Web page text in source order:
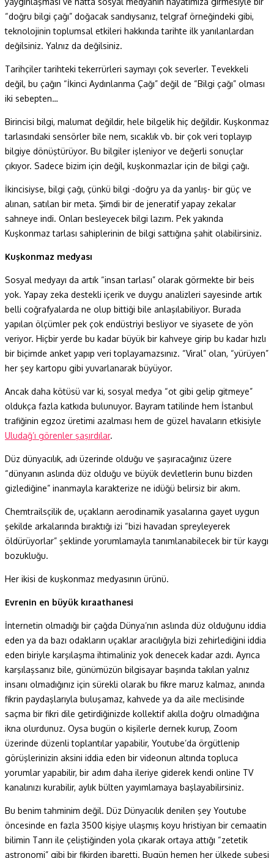
“doğru bilgi çağı” doğacak sandıysanız, telgraf örneğindeki gibi,
teknolojinin toplumsal etkileri hakkında tarihte ilk yanılanlardan
değilsiniz. Yalnız da değilsiniz.
Tarihçiler tarihteki tekerrürleri saymayı çok severler. Tevekkeli
değil, bu çağın “İkinci Aydınlanma Çağı” değil de “Bilgi çağı” olması
iki sebepten…
Birincisi bilgi, malumat değildir, hele bilgelik hiç değildir. Kuşkonmaz
tarlasındaki sensörler bile nem, sıcaklık vb. bir çok veri toplayıp
bilgiye dönüştürüyor. Bu bilgiler işleniyor ve değerli sonuçlar
çıkıyor. Sadece bizim için değil, kuşkonmazlar için de bilgi çağı.
İkincisiyse, bilgi çağı, çünkü bilgi -doğru ya da yanlış- bir güç ve
alınan, satılan bir meta. Şimdi bir de jeneratif yapay zekalar
sahneye indi. Onları besleyecek bilgi lazım. Pek yakında
Kuşkonmaz tarlası sahiplerinin de bilgi sattığına şahit olabilirsiniz.
Kuşkonmaz medyası
Sosyal medyayı da artık “insan tarlası” olarak görmekte bir beis
yok. Yapay zeka destekli içerik ve duygu analizleri sayesinde artık
belli coğrafyalarda ne olup bittiği bile anlaşılabiliyor. Burada
yapılan ölçümler pek çok endüstriyi besliyor ve siyasete de yön
veriyor. Hiçbir yerde bu kadar büyük bir kahveye girip bu kadar hızlı
bir biçimde anket yapıp veri toplayamazsınız. “Viral” olan, “yürüyen”
her şey kartopu gibi yuvarlanarak büyüyor.
Ancak daha kötüsü var ki, sosyal medya “ot gibi gelip gitmeye”
oldukça fazla katkıda bulunuyor. Bayram tatilinde hem İstanbul
trafiğinin egzoz üretimi azalması hem de güzel havaların etkisiyle
Uludağ’ı görenler şaşırdılar.
Düz dünyacılık, adı üzerinde olduğu ve şaşıracağınız üzere
“dünyanın aslında düz olduğu ve büyük devletlerin bunu bizden
gizlediğine” inanmayla karakterize ne idüğü belirsiz bir akım.
Chemtrailsçilik de, uçakların aerodinamik yasalarına gayet uygun
şekilde arkalarında bıraktığı izi “bizi havadan spreyleyerek
öldürüyorlar” şeklinde yorumlamayla tanımlanabilecek bir tür kaygı
bozukluğu.
Her ikisi de kuşkonmaz medyasının ürünü.
Evrenin en büyük kıraathanesi
İnternetin olmadığı bir çağda Dünya’nın aslında düz olduğunu iddia
eden ya da bazı odakların uçaklar aracılığıyla bizi zehirlediğini iddia
eden biriyle karşılaşma ihtimaliniz yok denecek kadar azdı. Ayrıca
karşılaşsanız bile, günümüzün bilgisayar başında takılan yalnız
insanı olmadığınız için sürekli olarak bu fikre maruz kalmaz, anında
fikrin paydaşlarıyla buluşamaz, kahvede ya da aile meclisinde
saçma bir fikri dile getirdiğinizde kollektif akılla doğru olmadığına
ikna olurdunuz. Oysa bugün o kişilerle dernek kurup, Zoom
üzerinde düzenli toplantılar yapabilir, Youtube’da örgütlenip
görüşlerinizin aksini iddia eden bir videonun altında topluca
yorumlar yapabilir, bir adım daha ileriye giderek kendi online TV
kanalınızı kurabilir, aylık bülten yayımlamaya başlayabilirsiniz.
Bu benim tahminim değil. Düz Dünyacılık denilen şey Youtube
öncesinde en fazla 3500 kişiye ulaşmış koyu hristiyan bir cemaatin
bilimin Tanrı ile çeliştiğinden yola çıkarak ortaya attığı “zetetik
astronomi” gibi bir fikirden ibaretti. Bugün hemen her ülkede şubesi